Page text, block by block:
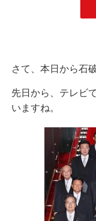
さて、本日から石
先日から、テレビ
いますね。